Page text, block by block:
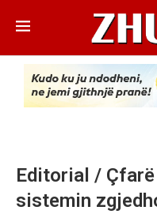
Editorial / Çfarë
sistemin